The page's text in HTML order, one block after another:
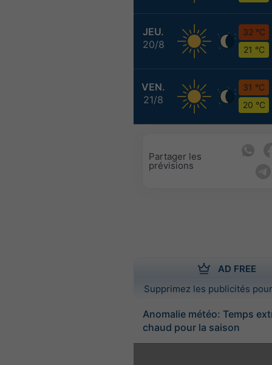
JEU.
20/8
32 °C
21 °C
VEN.
21/8
31 °C
20 °C
Partager les
prévisions
AD FREE
Supprimez les publicités
Anomalie météo: Temps
chaud pour la saison